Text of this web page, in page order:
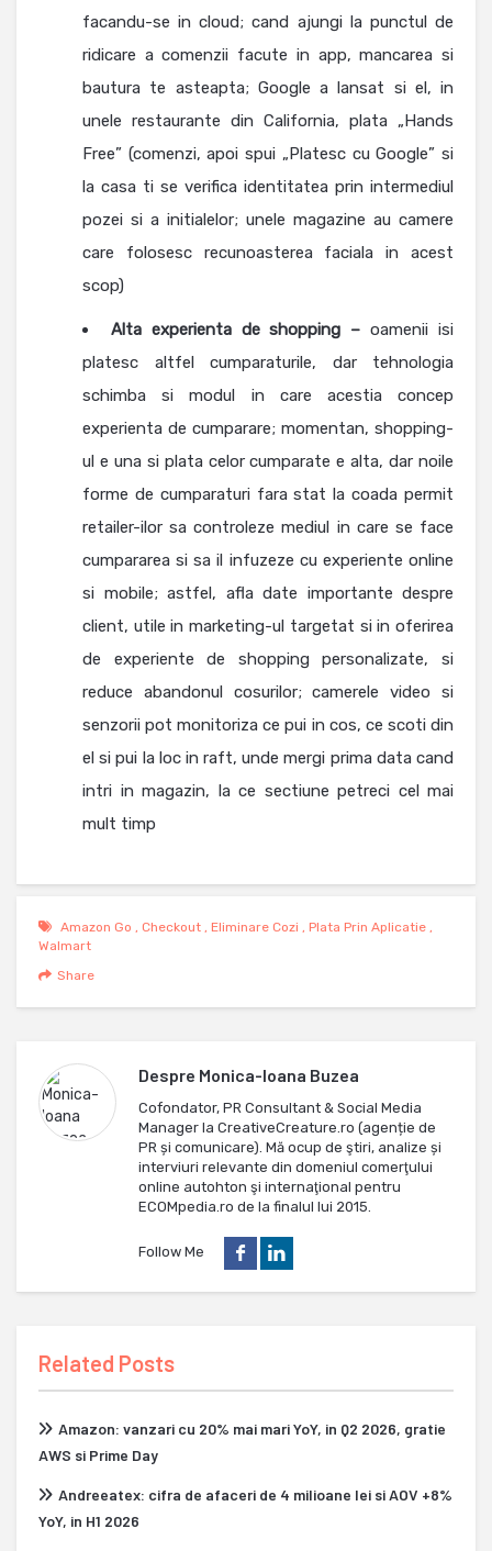
facandu-se in cloud; cand ajungi la punctul de
ridicare a comenzii facute in app, mancarea si
bautura te asteapta; Google a lansat si el, in
unele restaurante din California, plata „Hands
Free” (comenzi, apoi spui „Platesc cu Google” si
la casa ti se verifica identitatea prin intermediul
pozei si a initialelor; unele magazine au camere
care folosesc recunoasterea faciala in acest
scop)
Alta experienta de shopping – oamenii isi
platesc altfel cumparaturile, dar tehnologia
schimba si modul in care acestia concep
experienta de cumparare; momentan, shopping-
ul e una si plata celor cumparate e alta, dar noile
forme de cumparaturi fara stat la coada permit
retailer-ilor sa controleze mediul in care se face
cumpararea si sa il infuzeze cu experiente online
si mobile; astfel, afla date importante despre
client, utile in marketing-ul targetat si in oferirea
de experiente de shopping personalizate, si
reduce abandonul cosurilor; camerele video si
senzorii pot monitoriza ce pui in cos, ce scoti din
el si pui la loc in raft, unde mergi prima data cand
intri in magazin, la ce sectiune petreci cel mai
mult timp
Amazon Go , Checkout , Eliminare Cozi , Plata Prin Aplicatie ,
Walmart
Share
Despre Monica-Ioana Buzea
Cofondator, PR Consultant & Social Media
Manager la CreativeCreature.ro (agenție de
PR și comunicare). Mă ocup de ştiri, analize și
interviuri relevante din domeniul comerţului
online autohton şi internaţional pentru
ECOMpedia.ro de la finalul lui 2015.
Follow Me
Related Posts
Amazon: vanzari cu 20% mai mari YoY, in Q2 2026, gratie
AWS si Prime Day
Andreeatex: cifra de afaceri de 4 milioane lei si AOV +8%
YoY, in H1 2026